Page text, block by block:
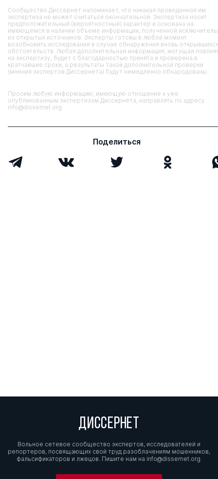
Сообщество Диссернет напоминает, что никакая проведенная им
экспертиза не может считаться окончательной. Экспертиза носит
предположительный (вероятностный) характер и основана на
имеющемся в наличии объеме информации, полученной
из открытых источников. Эксперты готовы в любой момент
возобновить исследования в случае обнаружения вновь
обстоятельств. Любая дополнительная информация, могущая
на экспертизу, будет с благодарностью принята и проверена в
кратчайшие сроки, а результаты такой дополнительной проверки
(мнения экспертов Диссернета) будут немедленно обнародованы.
Просим любую информацию, имеющую отношение к уже
опубликованным экспертизам Диссернета, направлять по адресу
info@dissernet.org
Поделиться
ДИССЕРНЕТ
Вольное сетевое сообщество экспертов, исследователей и
репортеров, посвящающих свой труд разоблачениям мошенников,
фальсификаторов и лжецов. Пишите нам на info@dissernet.org.